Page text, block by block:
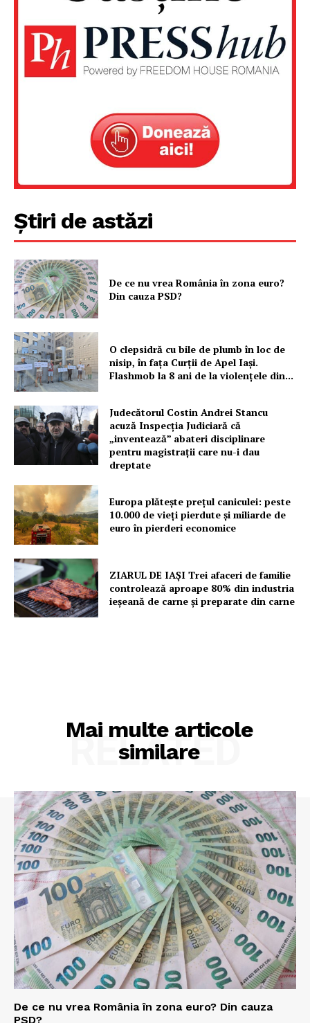
Un proiect
FREEDOM HOUSE ROMÂNIA
PRESShub
Despre noi / Echipa
Proiecte editoriale
Rețea
Contact
Știri de astăzi
De ce nu vrea România în zona euro?
Din cauza PSD?
O clepsidră cu bile de plumb în loc de
nisip, în fața Curții de Apel Iași.
Flashmob la 8 ani de la violențele din...
Judecătorul Costin Andrei Stancu
acuză Inspecția Judiciară că
„inventează” abateri disciplinare
pentru magistrații care nu-i dau
dreptate
Europa plătește prețul caniculei: peste
10.000 de vieți pierdute și miliarde de
euro în pierderi economice
ZIARUL DE IAȘI Trei afaceri de familie
controlează aproape 80% din industria
ieșeană de carne și preparate din carne
Mai multe articole
similare
RELATED
De ce nu vrea România în zona euro? Din cauza
PSD?